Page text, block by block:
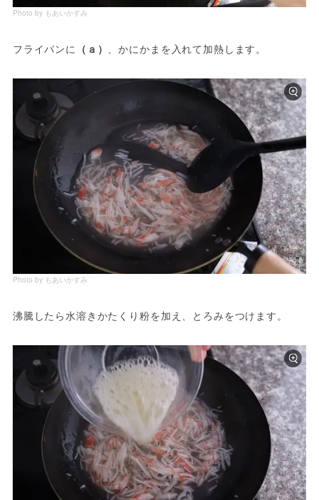
Photo by もあいかすみ
フライパンに （ａ） 、かにかまを入れて加熱します。
Photo by もあいかすみ
沸騰したら水溶きかたくり粉を加え、とろみをつけます。